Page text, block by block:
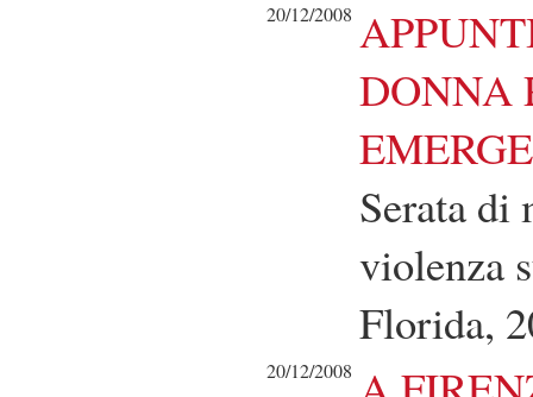
20/12/2008
DONNA
Serata di
violenza
Florida,
20/12/2008